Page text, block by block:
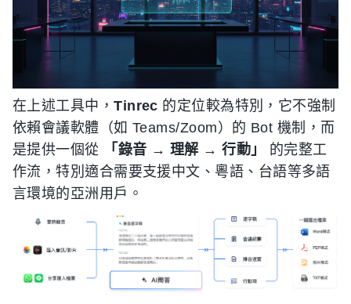
在上述工具中，Tinrec 的定位較為特別，它不強制
依賴會議軟體（如 Teams/Zoom）的 Bot 機制，而
是提供一個從
「錄音 → 理解 → 行動」
的完整工
作流，特別適合需要支援中文、粵語、台語等多語
言環境的亞洲用戶。